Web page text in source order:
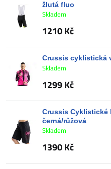
žlutá fluo
Skladem
1210 Kč
Crussis cyklistická
Skladem
1299 Kč
Crussis Cyklistické
černá/růžová
Skladem
1390 Kč